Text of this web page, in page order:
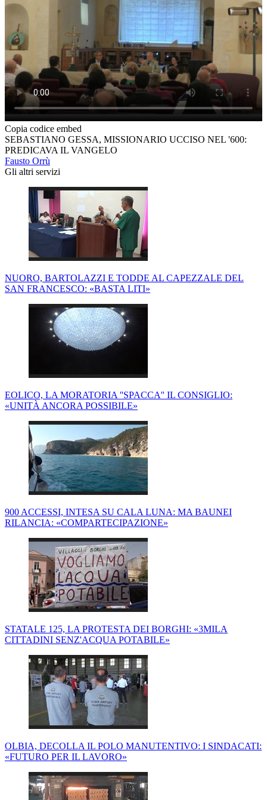
Copia codice embed
SEBASTIANO GESSA, MISSIONARIO UCCISO NEL '600:
PREDICAVA IL VANGELO
Fausto Orrù
Gli altri servizi
NUORO, BARTOLAZZI E TODDE AL CAPEZZALE DEL
SAN FRANCESCO: «BASTA LITI»
EOLICO, LA MORATORIA ''SPACCA'' IL CONSIGLIO:
«UNITÀ ANCORA POSSIBILE»
900 ACCESSI, INTESA SU CALA LUNA: MA BAUNEI
RILANCIA: «COMPARTECIPAZIONE»
STATALE 125, LA PROTESTA DEI BORGHI: «3MILA
CITTADINI SENZ'ACQUA POTABILE»
OLBIA, DECOLLA IL POLO MANUTENTIVO: I SINDACATI:
«FUTURO PER IL LAVORO»